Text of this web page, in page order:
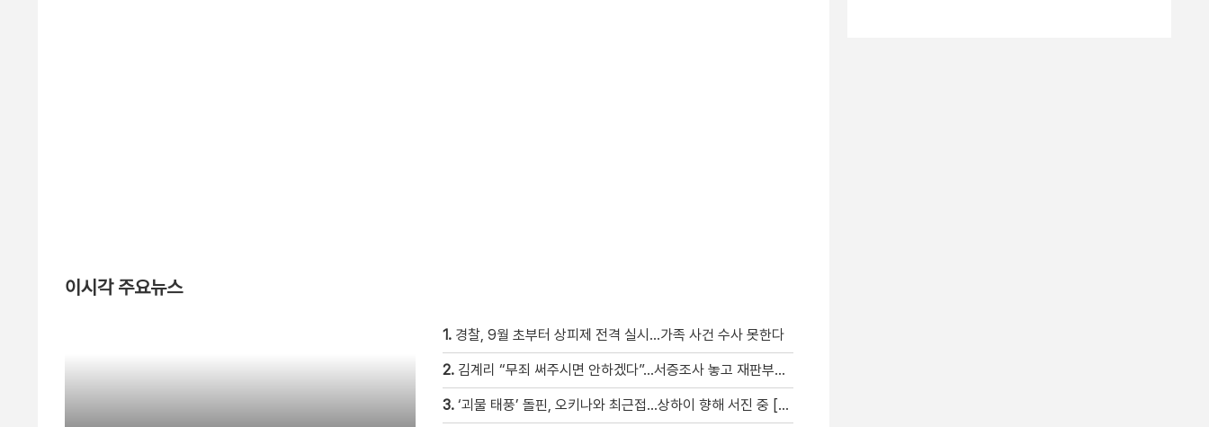
이시각 주요뉴스
1. 경찰, 9월 초부터 상피제 전격 실시…가족 사건 수사 못한다
2. 김계리 “무죄 써주시면 안하겠다”…서증조사 놓고 재판부와 ‘신경전’ [현장영상]
3. ‘괴물 태풍’ 돌핀, 오키나와 최근접…상하이 향해 서진 중 [현장영상]